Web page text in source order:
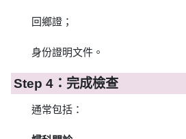
回鄉證；
身份證明文件。
Step 4：完成檢查
通常包括：